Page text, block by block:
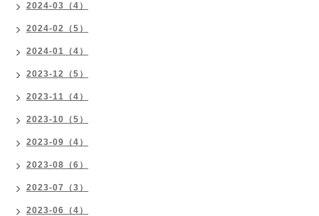
2024-03（4）
2024-02（5）
2024-01（4）
2023-12（5）
2023-11（4）
2023-10（5）
2023-09（4）
2023-08（6）
2023-07（3）
2023-06（4）